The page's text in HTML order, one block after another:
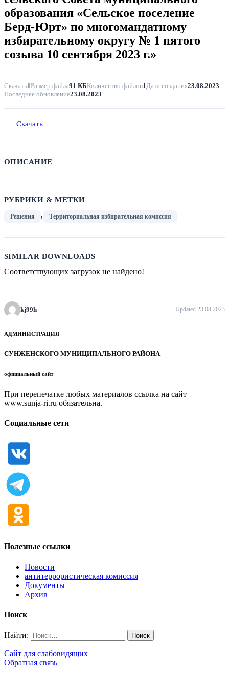
образования «Сельское поселение
Берд-Юрт» по многомандатному
избирательному округу № 1 пятого
созыва 10 сентября 2023 г.»
Скачать1Размер файла91 КБКоличество файлов1 Дата создания23.08.2023
Последнее обновление23.08.2023
Скачать
ОПИСАНИЕ
РУБРИКИ & МЕТКИ
Решения , Территориальная избирательная комиссия
SIMILAR DOWNLOADS
Соответствующих загрузок не найдено!
kj99h Updated 23.08.2023
АДМИНИСТРАЦИЯ
СУНЖЕНСКОГО МУНИЦИПАЛЬНОГО РАЙОНА
официальный сайт
При перепечатке любых материалов ссылка на сайт
www.sunja-ri.ru обязательна.
Социальные сети
Полезные ссылки
Новости
антитеррористическая комиссия
Документы
Архив
Поиск
Найти:
Сайт для слабовидящих
Обратная связь